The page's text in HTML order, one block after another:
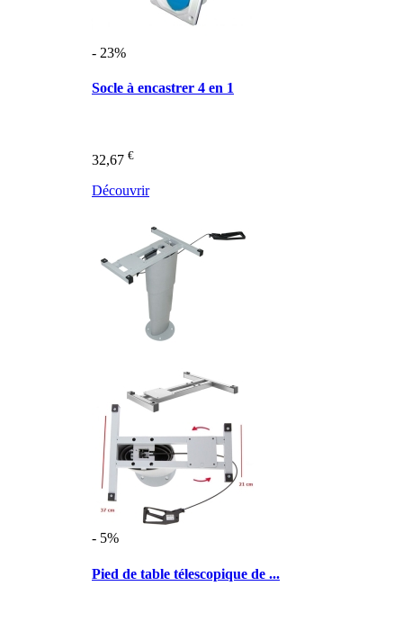
- 23%
Socle à encastrer 4 en 1
32,67 €
Découvrir
- 5%
Pied de table télescopique de ...